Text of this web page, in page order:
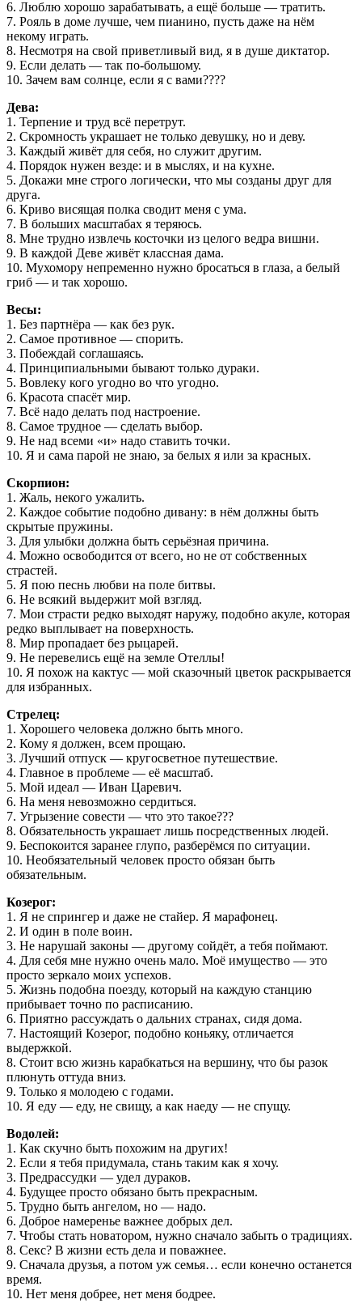
6. Люблю хорошо зарабатывать, а ещё больше — тратить.
7. Рояль в доме лучше, чем пианино, пусть даже на нём
некому играть.
8. Несмотря на свой приветливый вид, я в душе диктатор.
9. Если делать — так по-большому.
10. Зачем вам солнце, если я с вами????
Дева:
1. Терпение и труд всё перетрут.
2. Скромность украшает не только девушку, но и деву.
3. Каждый живёт для себя, но служит другим.
4. Порядок нужен везде: и в мыслях, и на кухне.
5. Докажи мне строго логически, что мы созданы друг для
друга.
6. Криво висящая полка сводит меня с ума.
7. В больших масштабах я теряюсь.
8. Мне трудно извлечь косточки из целого ведра вишни.
9. В каждой Деве живёт классная дама.
10. Мухомору непременно нужно бросаться в глаза, а белый
гриб — и так хорошо.
Весы:
1. Без партнёра — как без рук.
2. Самое противное — спорить.
3. Побеждай соглашаясь.
4. Принципиальными бывают только дураки.
5. Вовлеку кого угодно во что угодно.
6. Красота спасёт мир.
7. Всё надо делать под настроение.
8. Самое трудное — сделать выбор.
9. Не над всеми «и» надо ставить точки.
10. Я и сама парой не знаю, за белых я или за красных.
Скорпион:
1. Жаль, некого ужалить.
2. Каждое событие подобно дивану: в нём должны быть
скрытые пружины.
3. Для улыбки должна быть серьёзная причина.
4. Можно освободится от всего, но не от собственных
страстей.
5. Я пою песнь любви на поле битвы.
6. Не всякий выдержит мой взгляд.
7. Мои страсти редко выходят наружу, подобно акуле, которая
редко выплывает на поверхность.
8. Мир пропадает без рыцарей.
9. Не перевелись ещё на земле Отеллы!
10. Я похож на кактус — мой сказочный цветок раскрывается
для избранных.
Стрелец:
1. Хорошего человека должно быть много.
2. Кому я должен, всем прощаю.
3. Лучший отпуск — кругосветное путешествие.
4. Главное в проблеме — её масштаб.
5. Мой идеал — Иван Царевич.
6. На меня невозможно сердиться.
7. Угрызение совести — что это такое???
8. Обязательность украшает лишь посредственных людей.
9. Беспокоится заранее глупо, разберёмся по ситуации.
10. Необязательный человек просто обязан быть
обязательным.
Козерог:
1. Я не спрингер и даже не стайер. Я марафонец.
2. И один в поле воин.
3. Не нарушай законы — другому сойдёт, а тебя поймают.
4. Для себя мне нужно очень мало. Моё имущество — это
просто зеркало моих успехов.
5. Жизнь подобна поезду, который на каждую станцию
прибывает точно по расписанию.
6. Приятно рассуждать о дальних странах, сидя дома.
7. Настоящий Козерог, подобно коньяку, отличается
выдержкой.
8. Стоит всю жизнь карабкаться на вершину, что бы разок
плюнуть оттуда вниз.
9. Только я молодею с годами.
10. Я еду — еду, не свищу, а как наеду — не спущу.
Водолей:
1. Как скучно быть похожим на других!
2. Если я тебя придумала, стань таким как я хочу.
3. Предрассудки — удел дураков.
4. Будущее просто обязано быть прекрасным.
5. Трудно быть ангелом, но — надо.
6. Доброе намеренье важнее добрых дел.
7. Чтобы стать новатором, нужно сначало забыть о традициях.
8. Секс? В жизни есть дела и поважнее.
9. Сначала друзья, а потом уж семья… если конечно останется
время.
10. Нет меня добрее, нет меня бодрее.